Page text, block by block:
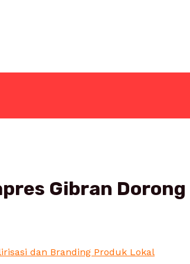
Gibran